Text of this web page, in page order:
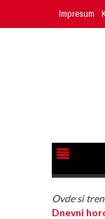
Impresum
Ovde si
Dnevni